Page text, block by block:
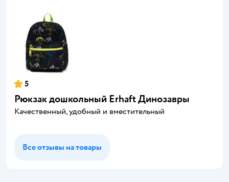
5
Рюкзак дошкольный Erhaft Динозавры
Качественный, удобный и вместительный
Все отзывы на товары